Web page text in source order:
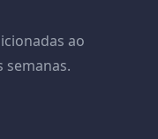
ao
semanas.